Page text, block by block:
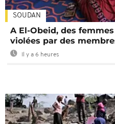
SOUDAN
A El-Obeid, des
violées par des
Il y a 6 heures